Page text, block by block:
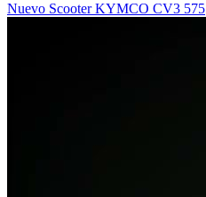
Nuevo Scooter KYMCO CV3 575